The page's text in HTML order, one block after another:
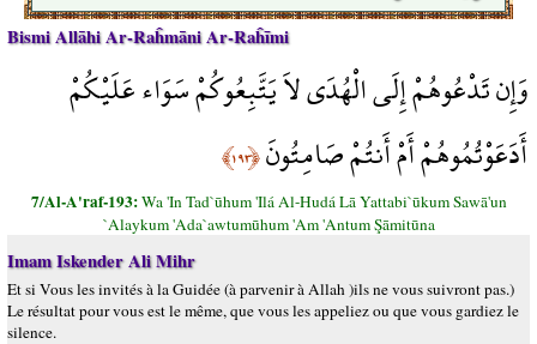
Bismi Allāhi Ar-Raĥmāni Ar-Raĥīmi
وَإِن تَدْعُوهُمْ إِلَى الْهُدَى لاَ يَتَّبِعُوكُمْ سَوَاء عَلَيْكُمْ
أَدَعَوْتُمُوهُمْ أَمْ أَنتُمْ صَامِتُونَ﴿١٩٣﴾
7/Al-A'raf-193:Wa 'In Tad`ūhum 'Ilá Al-Hudá Lā Yattabi`ūkum Sawā'un
`Alaykum 'Ada`awtumūhum 'Am 'Antum Şāmitūna
Imam Iskender Ali Mihr
Et si Vous les invités à la Guidée (à parvenir à Allah )ils ne vous suivront pas.)
Le résultat pour vous est le même, que vous les appeliez ou que vous gardiez le
silence.